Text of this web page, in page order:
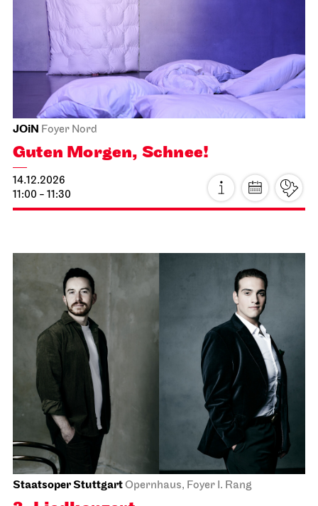
Schauspiel StuttgartUnteres Foyer Schauspielhaus
Premieren­matinee
22.11.2026
11:00
JOiNFoyer Nord
Tee&Techno